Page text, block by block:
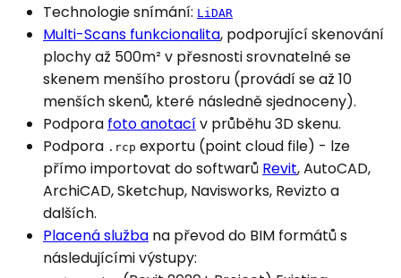
Technologie snímání: LiDAR
Multi-Scans funkcionalita, podporující skenování
plochy až 500m² v přesnosti srovnatelné se
skenem menšího prostoru (provádí se až 10
menších skenů, které následně sjednoceny).
Podpora foto anotacív průběhu 3D skenu.
Podpora .rcp exportu (point cloud file) - lze
přímo importovat do softwarů Revit, AutoCAD,
ArchiCAD, Sketchup, Navisworks, Revizto a
dalších.
Placená služba na převod do BIM formátů s
následujícími výstupy: